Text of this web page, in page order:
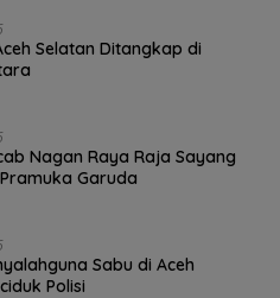
Selatan Ditangkap di
Nagan Raya Raja Sayang
Garuda
Sabu di Aceh
Polisi